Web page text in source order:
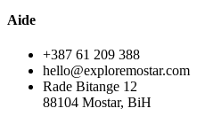
Aide
+387 61 209 388
hello@exploremostar.com
Rade Bitange 12
88104 Mostar, BiH